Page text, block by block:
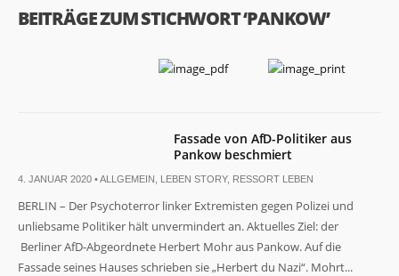
BEITRÄGE ZUM STICHWORT ‘PANKOW’
Fassade von AfD-Politiker aus
Pankow beschmiert
4. JANUAR 2020 •ALLGEMEIN LEBEN STORY, RESSORT LEBEN
BERLIN – Der Psychoterror linker Extremisten gegen Polizei und
unliebsame Politiker hält unvermindert an. Aktuelles Ziel: der
Berliner AfD-Abgeordnete Herbert Mohr aus Pankow. Auf die
Fassade seines Hauses schrieben sie „Herbert du Nazi“. Mohrt...